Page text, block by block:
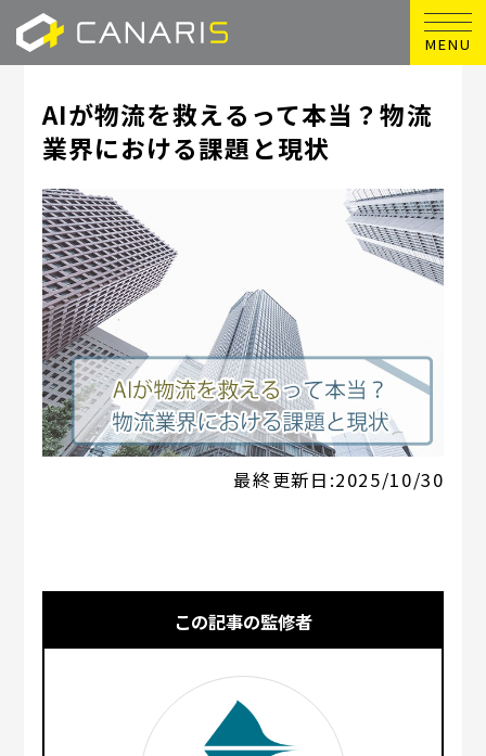
MENU
AIが物流を救えるって本当？物流
業界における課題と現状
最終更新日:2025/10/30
この記事の監修者